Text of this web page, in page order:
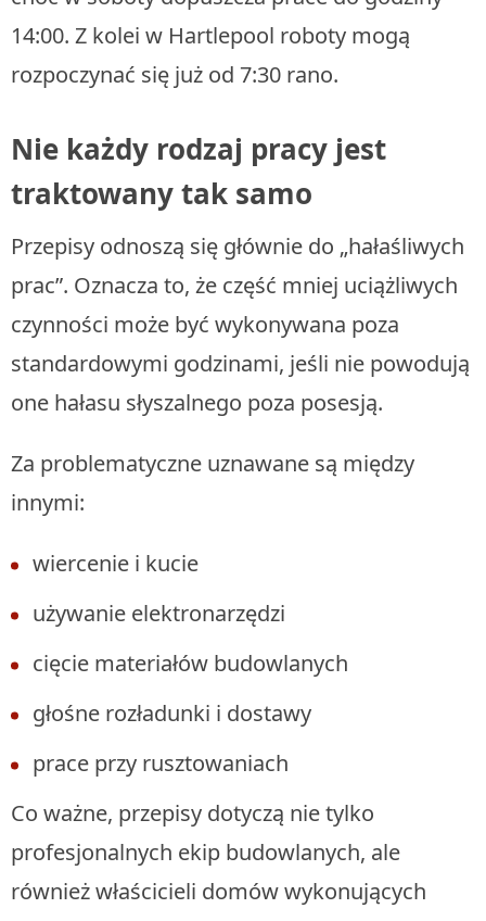
14:00. Z kolei w Hartlepool roboty mogą
rozpoczynać się już od 7:30 rano.
Nie każdy rodzaj pracy jest
traktowany tak samo
Przepisy odnoszą się głównie do „hałaśliwych
prac”. Oznacza to, że część mniej uciążliwych
czynności może być wykonywana poza
standardowymi godzinami, jeśli nie powodują
one hałasu słyszalnego poza posesją.
Za problematyczne uznawane są między
innymi:
wiercenie i kucie
używanie elektronarzędzi
cięcie materiałów budowlanych
głośne rozładunki i dostawy
prace przy rusztowaniach
Co ważne, przepisy dotyczą nie tylko
profesjonalnych ekip budowlanych, ale
również właścicieli domów wykonujących